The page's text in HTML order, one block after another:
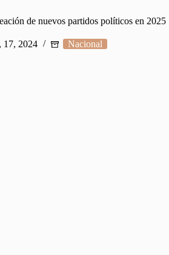
de nuevos partidos políticos en 2025
17, 2024 Nacional